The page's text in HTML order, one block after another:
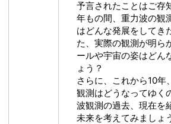
予言されたことはご存
年もの間、重力波の観
はどんな発展をしてき
た、実際の観測が明ら
ールや宇宙の姿はどん
ょう？
さらに、これから10年
観測はどうなってゆく
波観測の過去、現在を
未来を考えてみましょう